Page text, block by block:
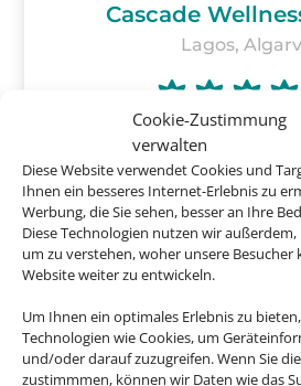
Cookie-Zustimmung
verwalten
Diese Website verwendet Cookies und
Ihnen ein besseres Internet-Erlebnis zu
Werbung, die Sie sehen, besser an Ihre
Diese Technologien nutzen wir
um zu verstehen, woher unsere
Website weiter zu entwickeln.
Um Ihnen ein optimales Erlebnis zu
Technologien wie Cookies, um
und/oder darauf zuzugreifen. Wenn Sie
zustimmmen, können wir Daten wie das
Cascade
Lagos,
ab 532 €
Buchen Sie